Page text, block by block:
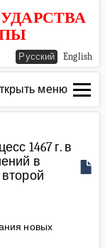
Русский English
меню
1467 г. в
в
новых